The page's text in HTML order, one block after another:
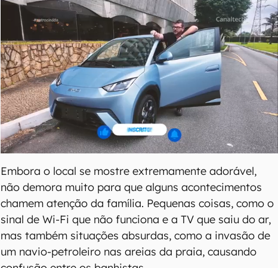
Embora o local se mostre extremamente adorável,
não demora muito para que alguns acontecimentos
chamem atenção da família. Pequenas coisas, como o
sinal de Wi-Fi que não funciona e a TV que saiu do ar,
mas também situações absurdas, como a invasão de
um navio-petroleiro nas areias da praia, causando